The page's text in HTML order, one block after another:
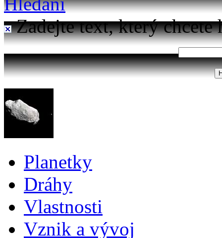
Zadejte text, který chcete
Planetky
Dráhy
Vlastnosti
Vznik a vývoj